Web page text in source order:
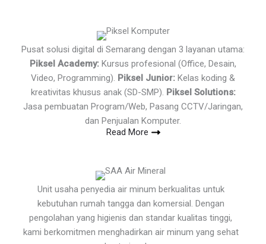
Pusat solusi digital di Semarang dengan 3 layanan utama:
Piksel Academy: Kursus profesional (Office, Desain,
Video, Programming). Piksel Junior: Kelas koding &
kreativitas khusus anak (SD-SMP). Piksel Solutions:
Jasa pembuatan Program/Web, Pasang CCTV/Jaringan,
dan Penjualan Komputer.
Read More
Unit usaha penyedia air minum berkualitas untuk
kebutuhan rumah tangga dan komersial. Dengan
pengolahan yang higienis dan standar kualitas tinggi,
kami berkomitmen menghadirkan air minum yang sehat